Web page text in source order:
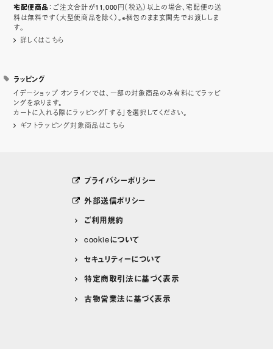
宅配便商品 ：ご注文合計が11,000円（税込）以上の場合、宅配便の送
料は無料です（大型便商品を除く）。※梱包のまま玄関先でお渡ししま
す。
詳しくはこちら
ラッピング
イデーショップ オンラインでは、一部の対象商品のみ有料にてラッピ
ングを承ります。
カートに入れる際にラッピング「する」を選択してください。
ギフトラッピング対象商品はこちら
プライバシーポリシー
外部送信ポリシー
ご利用規約
cookieについて
セキュリティーについて
特定商取引法に基づく表示
古物営業法に基づく表示